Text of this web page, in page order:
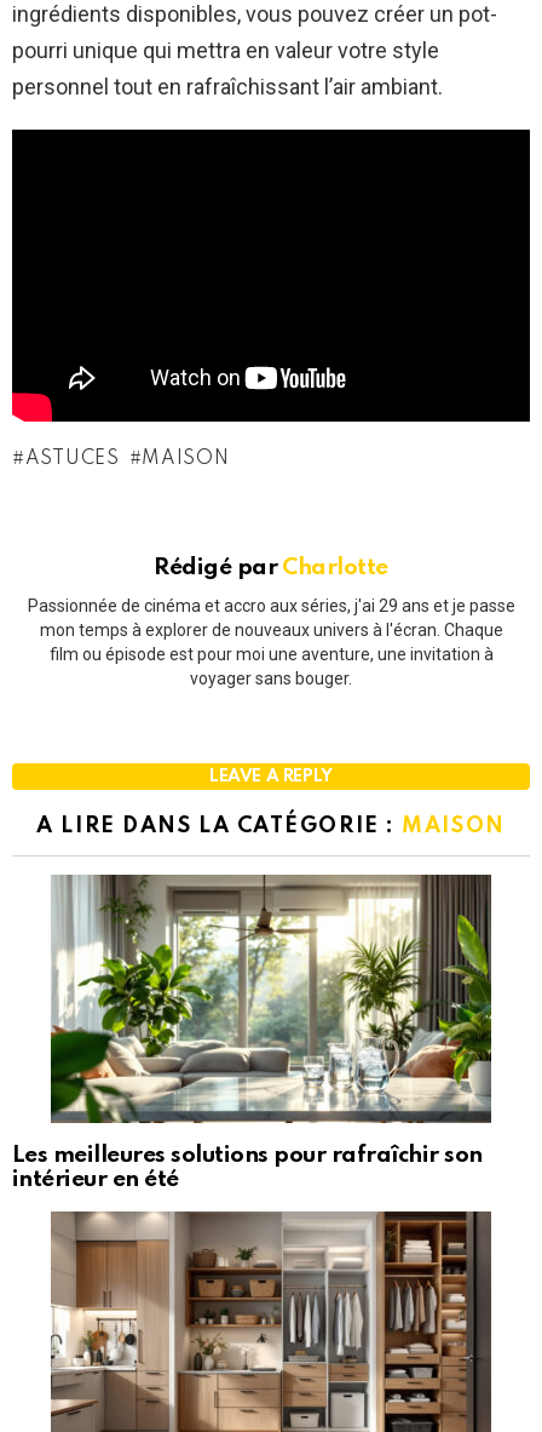
ingrédients disponibles, vous pouvez créer un pot-
pourri unique qui mettra en valeur votre style
personnel tout en rafraîchissant l’air ambiant.
ASTUCES MAISON
Rédigé par Charlotte
Passionnée de cinéma et accro aux séries, j'ai 29 ans et je passe
mon temps à explorer de nouveaux univers à l'écran. Chaque
film ou épisode est pour moi une aventure, une invitation à
voyager sans bouger.
LEAVE A REPLY
A LIRE DANS LA CATÉGORIE : MAISON
Les meilleures solutions pour rafraîchir son
intérieur en été